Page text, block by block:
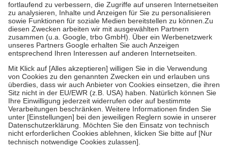
Diese Regeln gelten grundsätzlich auch für Online-Apotheken.
Bei Heilmitteln und häuslicher Krankenpflege beträgt die
Zuzahlung zehn Prozent der Kosten sowie zehn Euro je
Verordnung.
Um das Engagement der Versicherten für ihre eigene Gesundheit zu
stärken und die besondere Stellung der Familie zu unterstützen,
fallenkeine Zuzahlungenan bei:
• Kindern und Jugendlichen bis zum vollendeten 18. Lebensjahr
mit Ausnahme der Fahrkosten
• Untersuchungen zur Vorsorge und Früherkennung, die von der
GKV getragen werden
• empfohlenen Schutzimpfungen
• Harn- und Blutteststreifen